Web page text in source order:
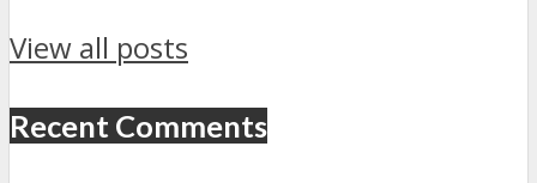
View all posts
Recent Comments